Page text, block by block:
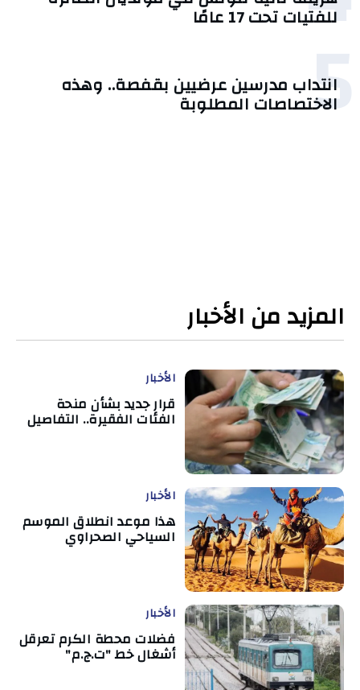
للفتيات تحت 17 عامًا
5
انتداب مدرسين عرضيين بقفصة.. وهذه
الاختصاصات المطلوبة
المزيد من الأخبار
الأخبار
قرار جديد بشأن منحة
الفئات الفقيرة.. التفاصيل
الأخبار
هذا موعد انطلاق الموسم
السياحي الصحراوي
الأخبار
فضلات محطة الكرم تعرقل
أشغال خط "ت.ج.م"